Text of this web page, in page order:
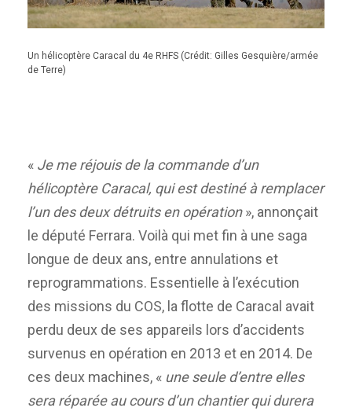
Un hélicoptère Caracal du 4e RHFS (Crédit: Gilles Gesquière/armée
de Terre)
« Je me réjouis de la commande d’un
hélicoptère Caracal, qui est destiné à remplacer
l’un des deux détruits en opération», annonçait
le député Ferrara. Voilà qui met fin à une saga
longue de deux ans, entre annulations et
reprogrammations. Essentielle à l’exécution
des missions du COS, la flotte de Caracal avait
perdu deux de ses appareils lors d’accidents
survenus en opération en 2013 et en 2014. De
ces deux machines, « une seule d’entre elles
sera réparée au cours d’un chantier qui durera